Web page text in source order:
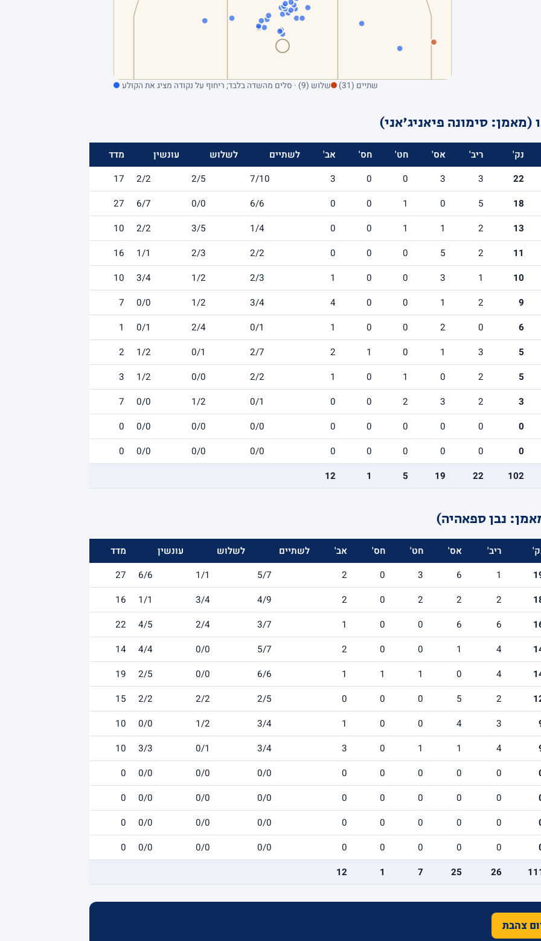
שתיים (31) שלוש (9) · סלים מהשדה בלבד; ריחוף על נקודה מציג את הקולע
סימונה פיאניג'אני)
נק' ריב' אס' חט' חס' אב' לשתיים לשלוש עונשין
מדד
22
3
3
0
0
3
7/10
2/5
2/2
17
18
5
0
1
0
0
6/6
0/0
6/7
27
13
2
1
1
0
0
1/4
3/5
2/2
10
11
2
5
0
0
0
2/2
2/3
1/1
16
10
1
3
0
0
1
2/3
1/2
3/4
10
9
2
1
0
0
4
3/4
1/2
0/0
7
6
0
2
0
0
1
0/1
2/4
0/1
1
5
3
1
0
1
2
2/7
0/1
1/2
2
5
2
0
1
0
1
2/2
0/0
1/2
3
3
2
3
2
0
0
0/1
1/2
0/0
7
0
0
0
0
0
0
0/0
0/0
0/0
0
0
0
0
0
0
0
0/0
0/0
0/0
0
102
22
19
5
1
12
נבן ספאהיה)
ריב' אס' חט' חס' אב' לשתיים לשלוש עונשין
מדד
1
6
3
0
2
5/7
1/1
6/6
27
2
2
2
0
2
4/9
3/4
1/1
16
6
6
0
0
1
3/7
2/4
4/5
22
4
1
0
0
2
5/7
0/0
4/4
14
4
0
1
1
1
6/6
0/0
2/5
19
2
5
0
0
0
2/5
2/2
2/2
15
3
4
0
0
1
3/4
1/2
0/0
10
4
1
1
0
3
3/4
0/1
3/3
10
0
0
0
0
0
0/0
0/0
0/0
0
0
0
0
0
0
0/0
0/0
0/0
0
0
0
0
0
0
0/0
0/0
0/0
0
0
0
0
0
0
0/0
0/0
0/0
0
26
25
7
1
12
צהבת